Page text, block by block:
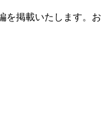
を掲載いたします。お